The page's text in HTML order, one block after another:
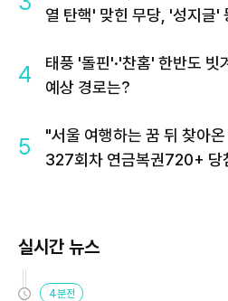
열 탄핵' 맞힌 무당, '성지글'
4
태풍 '돌핀'·'찬홈' 한반도 빗
예상 경로는?
5
"서울 여행하는 꿈 뒤 찾아
327회차 연금복권720+ 당
실시간 뉴스
4분전